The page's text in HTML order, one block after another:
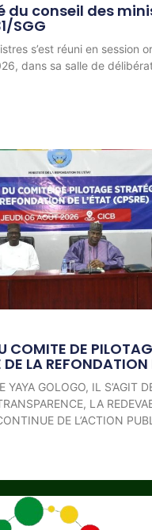
du conseil des
SGG
s’est réuni en session
dans sa salle de
COMITE DE
LA REFONDATION
YAYA GOLOGO, IL S’AGIT
LA
DE L’ACTION